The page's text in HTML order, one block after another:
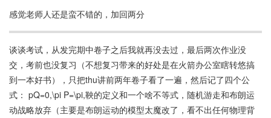
感觉老师人还是蛮不错的，加回两分
谈谈考试，从发完期中卷子之后我就再没去过，最后两次作业没
交，考前也没复习（不想复习带来的好处是在火箭办公室瞎转悠搞
到一本好书），只把thu讲前两年卷子看了一遍，然后记了四个公
式： pQ=0,\pi P=\pi,鞅的定义和一个啥不等式，随机游走和布朗运
动战略放弃（主要是布朗运动的模型太魔改了，看不出任何物理背